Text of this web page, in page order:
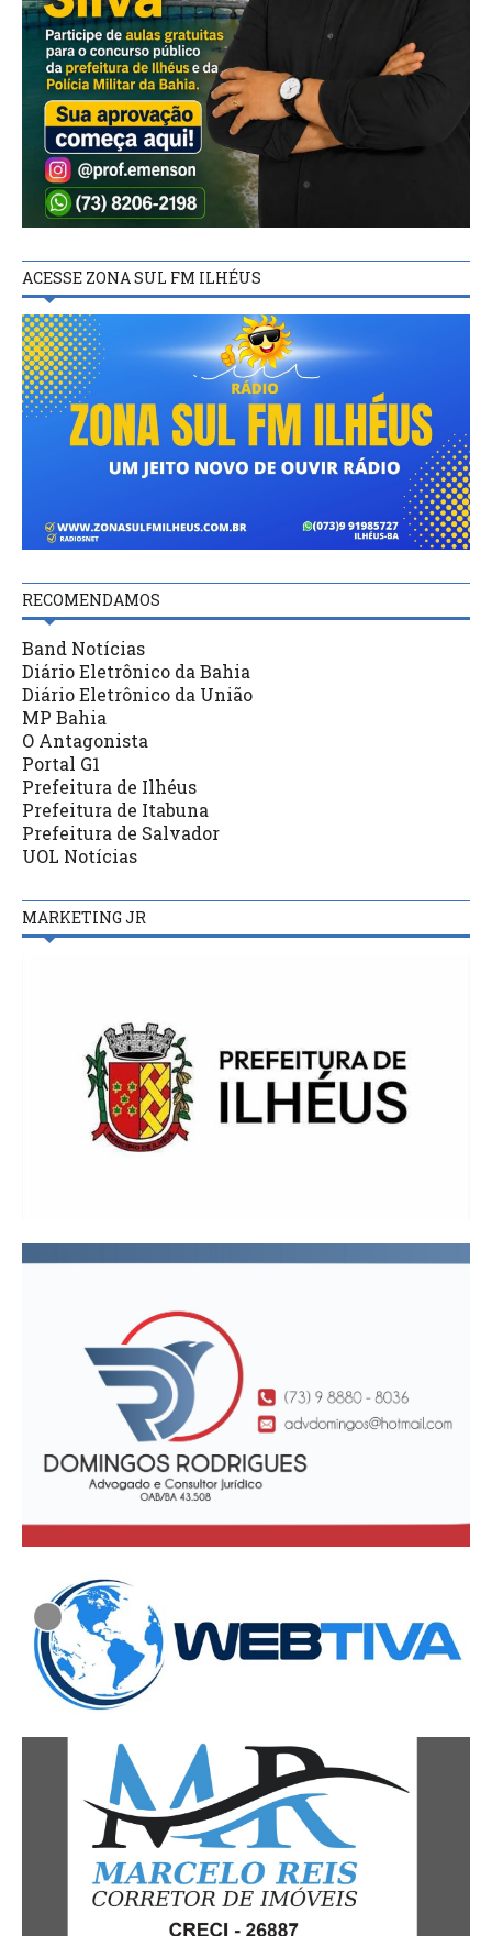
ACESSE ZONA SUL FM ILHÉUS
RECOMENDAMOS
Band Notícias
Diário Eletrônico da Bahia
Diário Eletrônico da União
MP Bahia
O Antagonista
Portal G1
Prefeitura de Ilhéus
Prefeitura de Itabuna
Prefeitura de Salvador
UOL Notícias
MARKETING JR